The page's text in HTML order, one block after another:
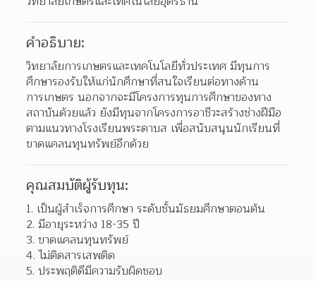
คำอธิบาย:
วิทยาลัยการเกษตรและเทคโนโลยีทั่วประเทศ มีทุนการ
ศึกษารองรับให้แก่นักศึกษาที่สนใจเรียนต่อทางด้าน
การเกษตร นอกจากจะมีโครงการทุนการศึกษาของทาง
สถาบันด้วยแล้ว ยังมีทุนจากโครงการอาชีวะสร้างช่างฝีมือ
ตามแนวทางโรงเรียนพระดาบส เพื่อสนับสนุนนักเรียนที่
ขาดแคลนทุนทรัพย์อีกด้วย
คุณสมบัติผู้รับทุน:
1. เป็นผู้สำเร็จการศึกษา ระดับชั้นมัธยมศึกษาตอนต้น
2. มีอายุระหว่าง 18-35 ปี
3. ขาดแคลนทุนทรัพย์
4. ไม่ติดสารเสพติด
5. ประพฤติดีมีความรับผิดชอบ